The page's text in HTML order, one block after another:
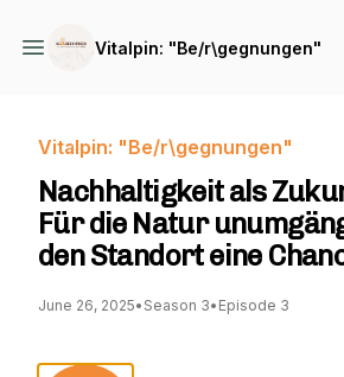
Vitalpin: "Be/r\gegnungen"
Vitalpin: "Be/r\gegnungen"
Nachhaltigkeit als
Für die Natur
den Standort eine
June 26, 2025• Season 3• Episode 3